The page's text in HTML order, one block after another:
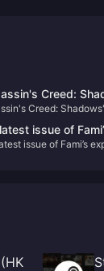
Creed:
the
Creed:
issue of
and February
issue of Fami’s